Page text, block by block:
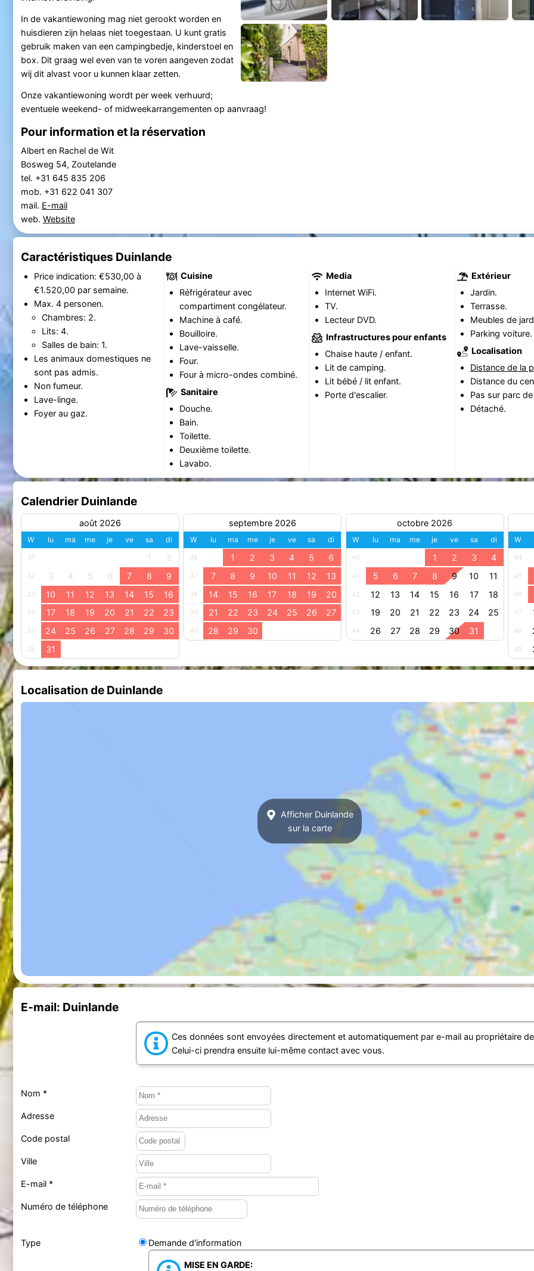
In de vakantiewoning mag niet gerookt worden en
huisdieren zijn helaas niet toegestaan. U kunt gratis
gebruik maken van een campingbedje, kinderstoel en
box. Dit graag wel even van te voren aangeven zodat
wij dit alvast voor u kunnen klaar zetten.
Onze vakantiewoning wordt per week verhuurd;
eventuele weekend- of midweekarrangementen op aanvraag!
Pour information et la réservation
Albert en Rachel de Wit
Bosweg 54, Zoutelande
tel. +31 645 835 206
mob. +31 622 041 307
mail. E-mail
web. Website
Caractéristiques Duinlande
Price indication: €530,00 à
€1.520,00 par semaine.
Max. 4 personen.
Chambres: 2.
Lits: 4.
Salles de bain: 1.
Les animaux domestiques ne
sont pas admis.
Non fumeur.
Lave-linge.
Foyer au gaz.
Cuisine
Réfrigérateur avec
compartiment congélateur.
Machine à café.
Bouilloire.
Lave-vaisselle.
Four.
Four à micro-ondes combiné.
Sanitaire
Douche.
Bain.
Toilette.
Deuxième toilette.
Lavabo.
Media
Internet WiFi.
TV.
Lecteur DVD.
Infrastructures pour enfants
Chaise haute / enfant.
Lit de camping.
Lit bébé / lit enfant.
Porte d'escalier.
Extérieur
Jardin.
Terrasse.
Meubles de
Parking voiture.
Localisation
Distance de la
Distance du
Pas sur parc
Détaché.
Calendrier Duinlande
août 2026
W lu ma me je ve sa di
31 1 2
32 3 4 5 6 7 8 9
33 10 11 12 13 14 15 16
34 17 18 19 20 21 22 23
35 24 25 26 27 28 29 30
36 31
septembre 2026
W lu ma me je ve sa di
36 1 2 3 4 5 6
37 7 8 9 10 11 12 13
38 14 15 16 17 18 19 20
39 21 22 23 24 25 26 27
40 28 29 30
octobre 2026
W lu ma me je ve sa di
40 1 2 3 4
41 5 6 7 8 9 10 11
42 12 13 14 15 16 17 18
43 19 20 21 22 23 24 25
44 26 27 28 29 30 31
W
44
45
46
47
48
49
Localisation de Duinlande
Afficher Duinlande
sur la carte
E-mail: Duinlande
Ces données sont envoyées directement et automatiquement par e-mail au propriétaire de
Celui-ci prendra ensuite lui-même contact avec vous.
Nom *
Adresse
Code postal
Ville
E-mail *
Numéro de téléphone
Type Demande d'information
MISE EN GARDE: